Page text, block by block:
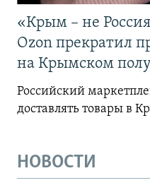
«Крым – не
Ozon прекратил
на Крымском
Российский
доставлять товары в
НОВОСТИ